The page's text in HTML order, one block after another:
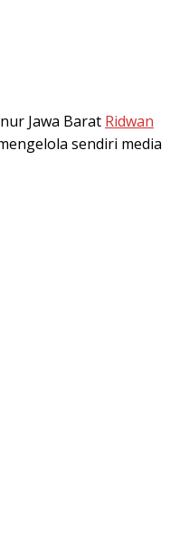
Jawa Barat Ridwan
sendiri media